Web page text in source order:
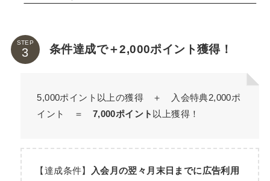
STEP
条件達成で＋2,000ポイント獲得！
5,000ポイント以上の獲得 ＋ 入会特典2,000ポ
イント ＝ 7,000ポイント 以上獲得！
【達成条件】 入会月の翌々月末日までに広告利用